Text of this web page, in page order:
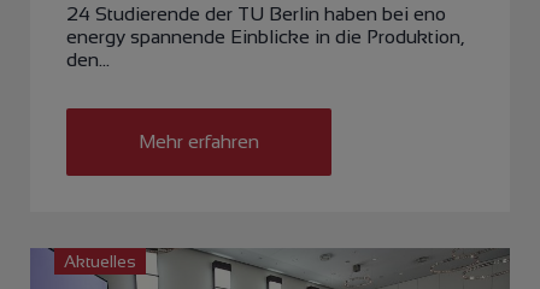
24 Studierende der TU Berlin haben bei eno
energy spannende Einblicke in die Produktion,
den…
Mehr erfahren
Aktuelles